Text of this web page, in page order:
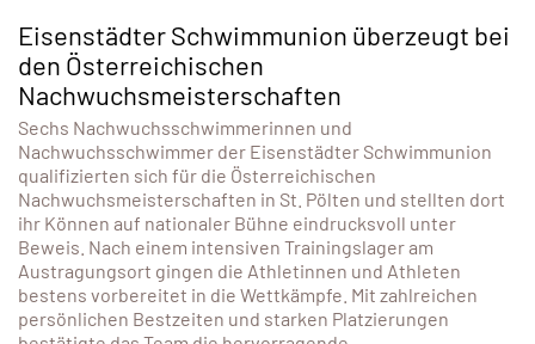
statt. Der Union Schwimmclub Eisenstadt war mit Elena
Markl und Michael Mitring vertreten. Beide zeigten zum
Saisonabschluss starke Leistungen und kehrten mit zwei
Bronzemedaillen, mehreren Finaleinzügen und
persönlichen Bestzeiten nach Eisenstadt zurück. Elena
Markl (Jg. 2012) sicherte sich in
Weiterlesen...